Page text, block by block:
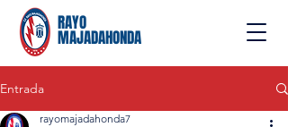
RAYO
MAJADAHONDA
Entrada
rayomajadahonda7